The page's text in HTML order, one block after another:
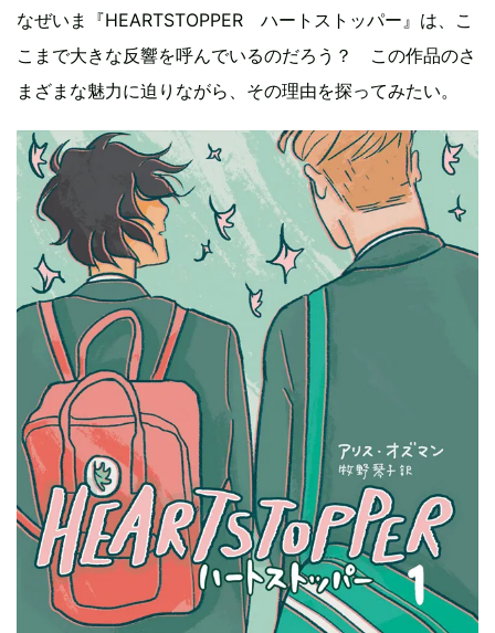
なぜいま『HEARTSTOPPER ハートストッパー』は、こ
こまで大きな反響を呼んでいるのだろう？ この作品のさ
まざまな魅力に迫りながら、その理由を探ってみたい。